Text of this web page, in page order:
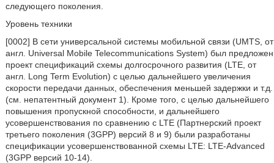
следующего поколения.
Уровень техники
[0002] В сети универсальной системы мобильной связи (UMTS, от
англ. Universal Mobile Telecommunications System) был предложен
проект спецификаций схемы долгосрочного развития (LTE, от
англ. Long Term Evolution) с целью дальнейшего увеличения
скорости передачи данных, обеспечения меньшей задержки и т.д.
(см. непатентный документ 1). Кроме того, с целью дальнейшего
повышения пропускной способности, и дальнейшего
усовершенствования по сравнению с LTE (Партнерский проект
третьего поколения (3GPP) версий 8 и 9) были разработаны
спецификации усовершенствованной схемы LTE: LTE-Advanced
(3GPP версий 10-14).